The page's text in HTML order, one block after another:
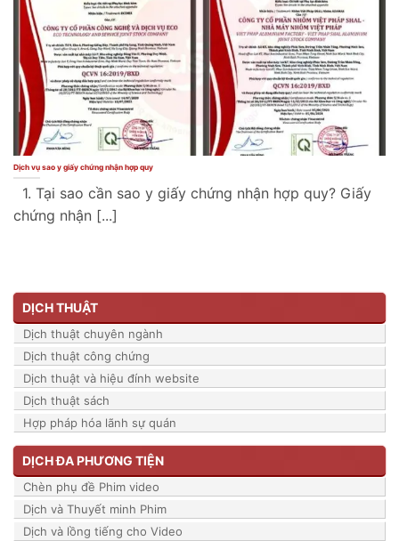
Dịch vụ sao y giấy chứng nhận hợp quy
1. Tại sao cần sao y giấy chứng nhận hợp quy? Giấy
chứng nhận [...]
DỊCH THUẬT
Dịch thuật chuyên ngành
Dịch thuật công chứng
Dịch thuật và hiệu đính website
Dịch thuật sách
Hợp pháp hóa lãnh sự quán
DỊCH ĐA PHƯƠNG TIỆN
Chèn phụ đề Phim video
Dịch và Thuyết minh Phim
Dịch và lồng tiếng cho Video